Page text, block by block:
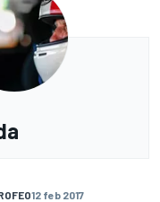
12 feb 2017